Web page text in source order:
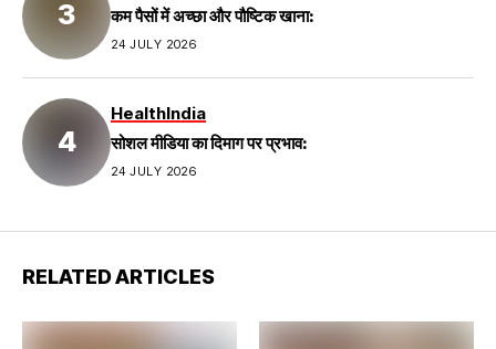
कम पैसों में अच्छा और पौष्टिक खाना:
24 JULY 2026
HealthIndia
सोशल मीडिया का दिमाग पर प्रभाव:
24 JULY 2026
RELATED ARTICLES